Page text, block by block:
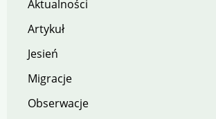
Aktualności
Artykuł
Jesień
Migracje
Obserwacje